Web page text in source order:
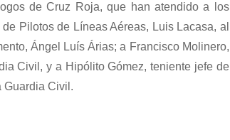
de Cruz Roja, que han atendido a los
Pilotos de Líneas Aéreas, Luis Lacasa, al
Ángel Luís Árias; a Francisco Molinero,
Civil, y a Hipólito Gómez, teniente jefe de
Guardia Civil.